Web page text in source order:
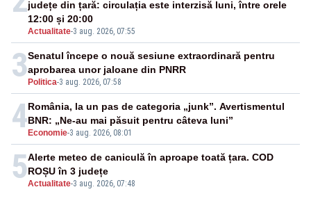
Actualitate-3 aug. 2026, 07:55
județe din țară: circulația este interzisă luni, între orele
12:00 și 20:00
3 Politica-3 aug. 2026, 07:58
Senatul începe o nouă sesiune extraordinară pentru
aprobarea unor jaloane din PNRR
4 Economie-3 aug. 2026, 08:01
România, la un pas de categoria „junk”. Avertismentul
BNR: „Ne-au mai păsuit pentru câteva luni”
5Actualitate-3 aug. 2026, 07:48
Alerte meteo de caniculă în aproape toată țara. COD
ROȘU în 3 județe